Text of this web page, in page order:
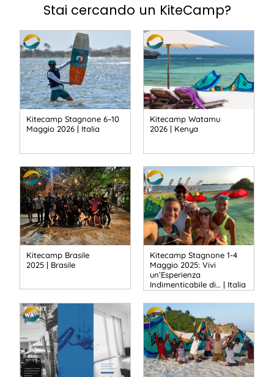
Stai cercando un KiteCamp?
Kitecamp Stagnone 6–10
Maggio 2026 | Italia
Kitecamp Watamu
2026 | Kenya
Kitecamp Brasile
2025 | Brasile
Kitecamp Stagnone 1-4
Maggio 2025: Vivi
un’Esperienza
Indimenticabile di… | Italia